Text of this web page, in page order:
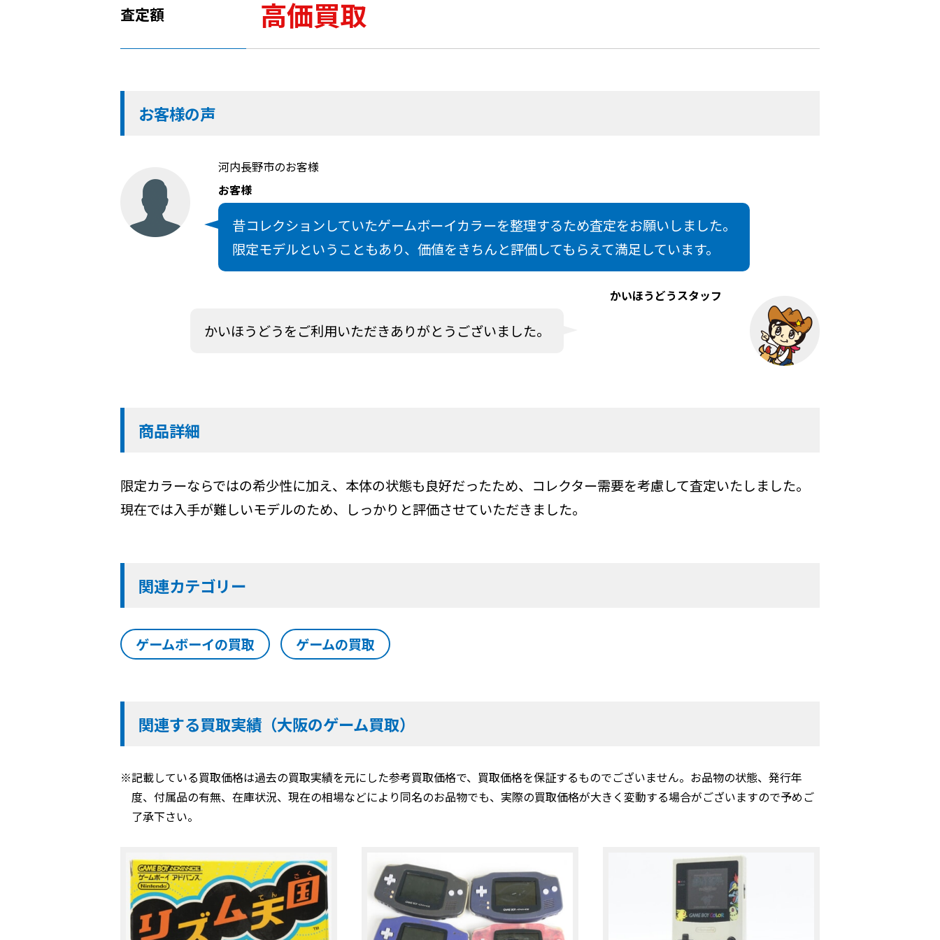
査定額 高価買取
お客様の声
河内長野市のお客様
お客様
昔コレクションしていたゲームボーイカラーを整理するため査定をお願いしました。
限定モデルということもあり、価値をきちんと評価してもらえて満足しています。
かいほうどうスタッフ
かいほうどうをご利用いただきありがとうございました。
商品詳細
限定カラーならではの希少性に加え、本体の状態も良好だったため、コレクター需要を考慮して査定いたしました。
現在では入手が難しいモデルのため、しっかりと評価させていただきました。
関連カテゴリー
ゲームボーイの買取 ゲームの買取
関連する買取実績（大阪のゲーム買取）
※記載している買取価格は過去の買取実績を元にした参考買取価格で、買取価格を保証するものでございません。お品物の状態、発行年
度、付属品の有無、在庫状況、現在の相場などにより同名のお品物でも、実際の買取価格が大きく変動する場合がございますので予めご
了承下さい。